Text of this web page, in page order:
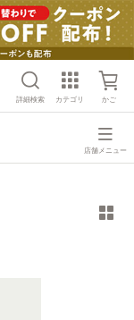
詳細検索 カテゴリ かご
店舗メニュー